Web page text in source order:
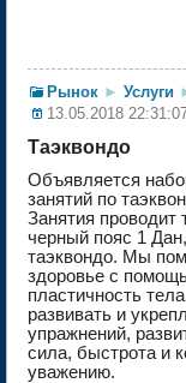
Рынок ► Услуги
13.05.2018
Таэквондо
Объявляется
занятий по
Занятия проводит
черный пояс 1
таэквондо. Мы
здоровье с
пластичность
развивать и
упражнений,
сила, быстрота и
уважению.